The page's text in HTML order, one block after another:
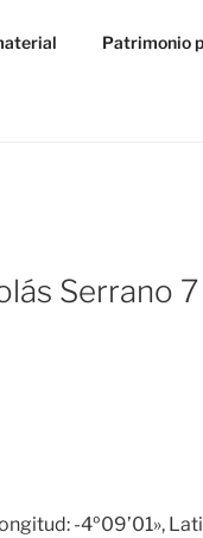
Patrimonio
Serrano 7
-4º09’01»,